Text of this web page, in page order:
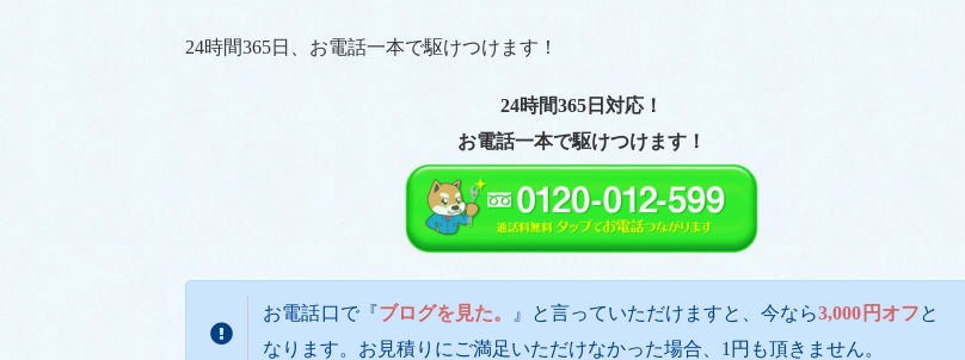
24時間365日、お電話一本で駆けつけます！
24時間365日対応！
お電話一本で駆けつけます！
お電話口で『ブログを見た。 』と言っていただけますと、今なら3,000円オフと
なります。お見積りにご満足いただけなかった場合、1円も頂きません。